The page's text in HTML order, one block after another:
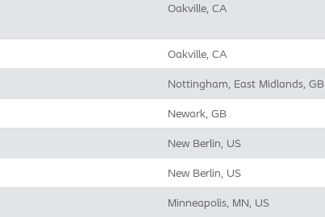
Oakville, CA
Oakville, CA
Nottingham, East Midlands, GB
Newark, GB
New Berlin, US
New Berlin, US
Minneapolis, MN, US